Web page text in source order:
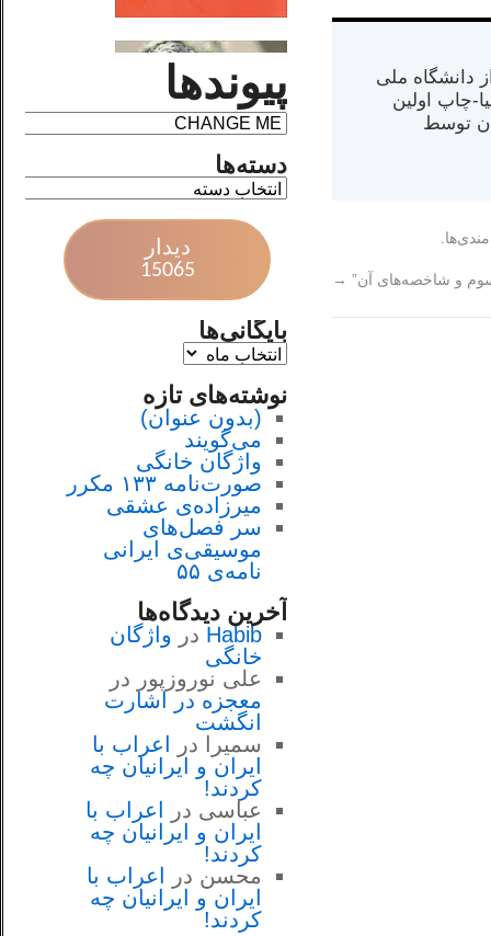
از دانشگاه ملی
در کالیفرنیا-چاپ اولین
در سال ۱۳۸۴ در ایران توسط
و شاخصه‌های آن” →
پیوندها
دسته‌ها
دیدار
15065
بایگانی‌ها
نوشته‌های تازه
(بدون عنوان)
می‌گویند
واژگان خانگی
صورت‌نامه ۱۳۳ مکرر
میرزاده‌ی عشقی
سر فصل‌هاى
موسيقى‌ی ايرانى
نامه‌ی ۵۵
آخرین دیدگاه‌ها
Habib در واژگان
خانگی
علی نوروزپور در
معجزه در اشارت
انگشت
سمیرا
در
اعراب با
ايران و ايرانيان چه
كردند!
عباسی در
اعراب با
ايران و ايرانيان چه
كردند!
محسن در
اعراب با
ايران و ايرانيان چه
كردند!